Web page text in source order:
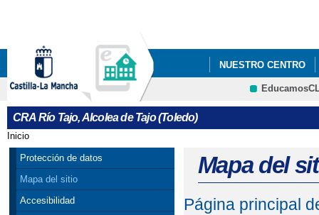
NUESTRO CENTRO
CONSORCIO
PROGRAMAS
CRA Río Tajo, Alcolea de Tajo (Toledo)
Se encuentra usted aquí
Inicio
Protección de datos
Mapa del sitio
Accesibilidad
Mapa del
Página principal